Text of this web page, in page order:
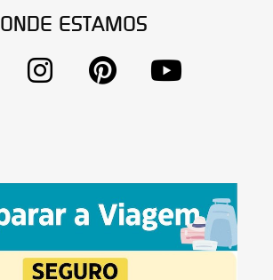
ONDE ESTAMOS